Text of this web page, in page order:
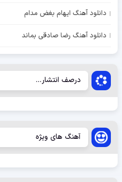
دانلود آهنگ ایهام بغض مدام
دانلود آهنگ رضا صادقی بماند
درصف انتشار...
آهنگ های ویژه